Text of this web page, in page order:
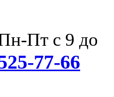
Пт с 9 до
77-66